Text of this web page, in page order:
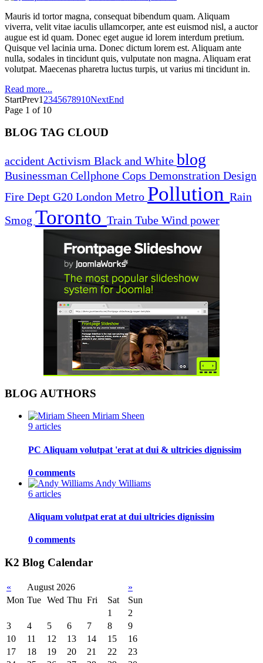
Mauris id tortor magna, consequat bibendum quam. Aliquam
viverra, velit vitae iaculis ullamcorper, ante est euismod nisl, a auctor
augue est id quam. Donec eget augue id lorem interdum pretium.
Quisque vel lacinia urna. Donec dictum lorem est. Aliquam ante
nulla, sodales in tincidunt quis, vulputate non magna. Aliquam erat
volutpat. Maecenas pharetra luctus turpis, ut varius mi tincidunt in.
Read more...
StartPrev1 2345678910NextEnd
Page 1 of 10
BLOG TAG CLOUD
accident Activism Black and White blog
Businessman Cellphone Cops Demonstration Design
Fire Dept G20 London Metro Pollution Rain
Smog Toronto Train Tube Wind power
BLOG AUTHORS
Miriam Sheen
9 articles
PC Aliquam volutpat 'erat at dui & ultricies dignissim
0 comments
Andy Williams
6 articles
Aliquam volutpat erat at dui ultricies dignissim
0 comments
K2 Blog Calendar
« August 2026
»
Mon Tue Wed Thu Fri Sat
Sun
1
2
3
4 5 6 7 8
9
10
11 12 13 14 15
16
17
18 19 20 21 22
23